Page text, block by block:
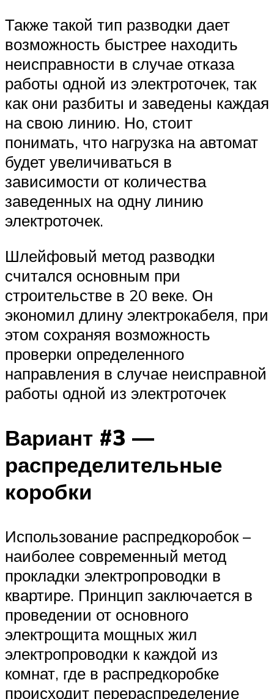
Также такой тип разводки дает
возможность быстрее находить
неисправности в случае отказа
работы одной из электроточек, так
как они разбиты и заведены каждая
на свою линию. Но, стоит
понимать, что нагрузка на автомат
будет увеличиваться в
зависимости от количества
заведенных на одну линию
электроточек.
Шлейфовый метод разводки
считался основным при
строительстве в 20 веке. Он
экономил длину электрокабеля, при
этом сохраняя возможность
проверки определенного
направления в случае неисправной
работы одной из электроточек
Вариант #3 —
распределительные
коробки
Использование распредкоробок –
наиболее современный метод
прокладки электропроводки в
квартире. Принцип заключается в
проведении от основного
электрощита мощных жил
электропроводки к каждой из
комнат, где в распредкоробке
происходит перераспределение